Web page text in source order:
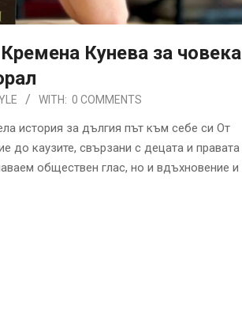
Кунева за човека
WITH: 0 COMMENTS
история за дългия път към себе си От
до каузите, свързани с децата и правата
обществен глас, но и вдъхновение и